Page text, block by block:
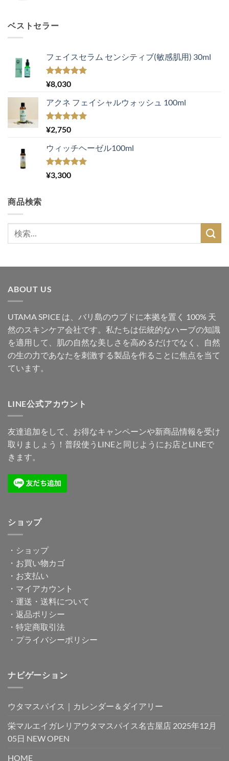
ベストセラー
フェイスセラム センシティブ(敏感肌用) 30ml
5段階中
5.00
¥8,030
アクネ フェイシャルウォッシュ 100ml
5段階中
5.00
¥2,750
ウィッチヘーゼル100ml
5段階中
5.00
¥3,300
商品検索
ABOUT US
UTAMA SPICE は、バリ島のウブドに本拠を置く 100% 天
然のスキンケア会社です。私たちは伝統的なハーブの知識
を適用して、肌の自然な美しさを高めるだけでなく、自然
の生の力であなたを刺激する製品を作ることに焦点を当て
ています。
LINE公式アカウント
友達追加をして、お得なキャンペーンや新商品情報を受け
取りましょう！普段使うLINEと同じようにお店とLINEで
きます。
ショップ
・ ショップ
・ お買い物カゴ
・ お支払い
・ マイアカウント
・ 運送・送料について
・ 返品ポリシー
・ 特定商取引法
・ プライバシーポリシー
ナビゲーション
ウタマスパイス｜カレンダー＆ダイアリー
栄マルエイガレリアウタマスパイス名古屋店 2025年12月
05日 NEW OPEN
HOME